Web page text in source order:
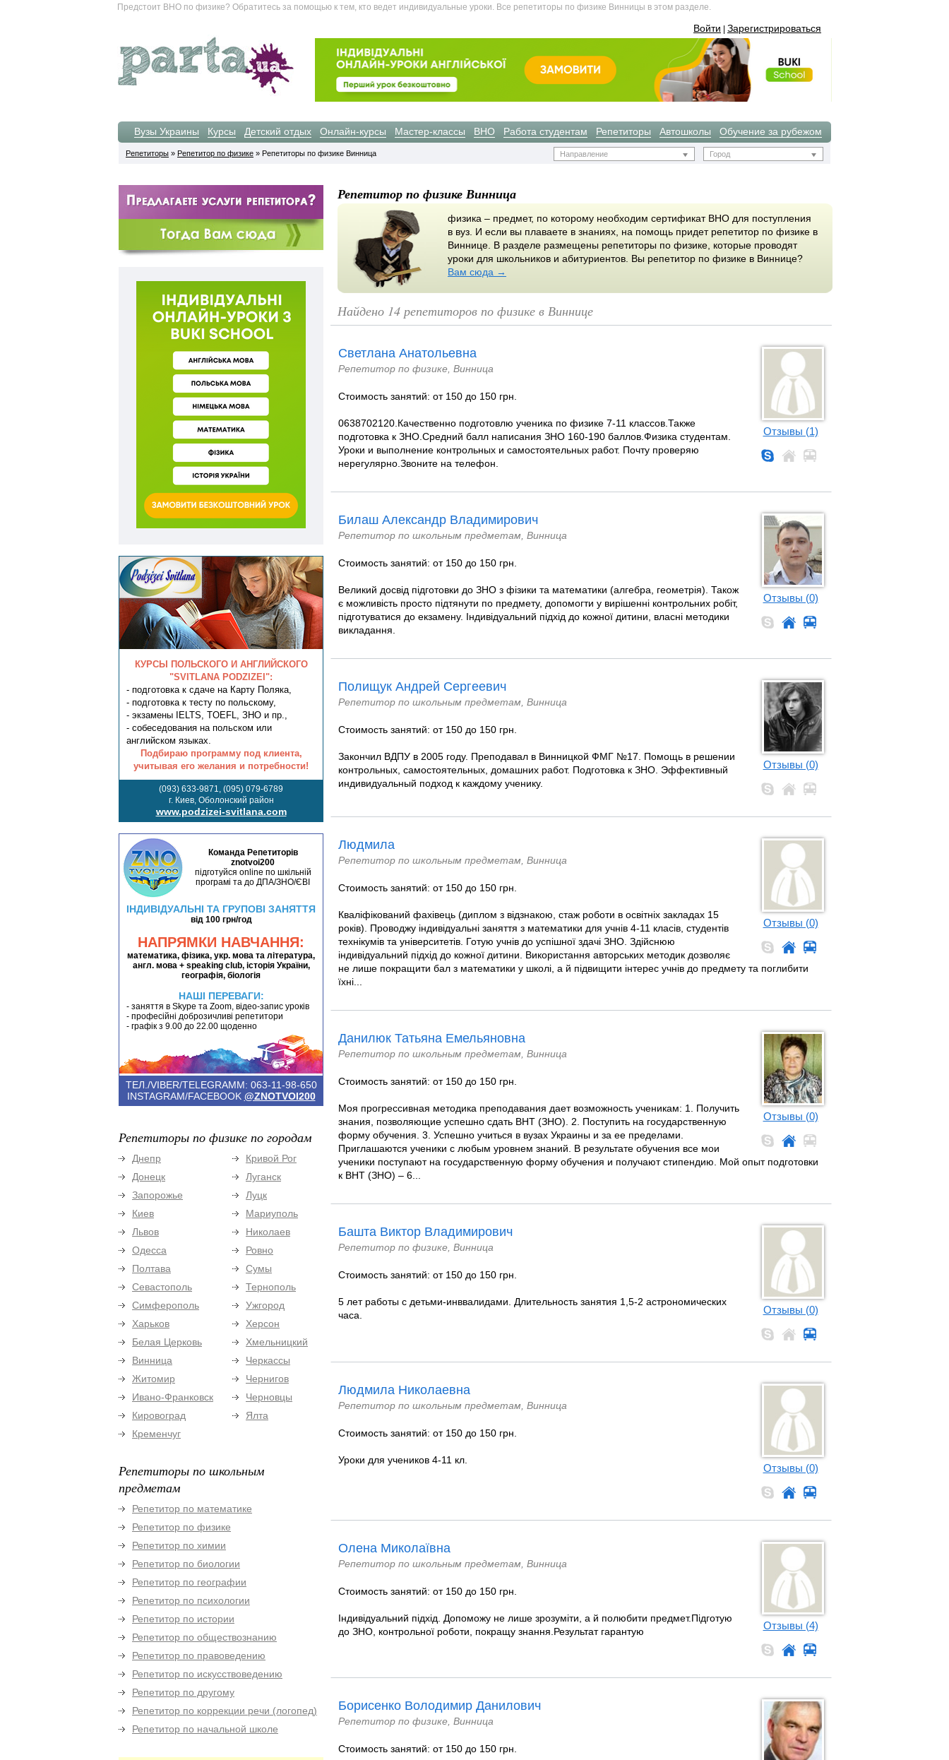
Предстоит ВНО по физике? Обратитесь за помощью к тем, кто ведет индивидуальные уроки. Все репетиторы по физике Винницы в этом разделе.
Войти Зарегистрироваться
Вузы Украины Курсы Детский отдых Онлайн-курсы Мастер-классы ВНО Работа студентам Репетиторы Автошколы Обучение за рубежом
Репетиторы » Репетитор по физике » Репетиторы по физике Винница Направление Город
Репетитор по физике Винница
физика – предмет, по которому необходим сертификат ВНО для поступления
в вуз. И если вы плаваете в знаниях, на помощь придет репетитор по физике в
Виннице. В разделе размещены репетиторы по физике, которые проводят
уроки для школьников и абитуриентов. Вы репетитор по физике в Виннице?
Вам сюда →
Найдено 14 репетиторов по физике в Виннице
Отзывы (1)
Светлана Анатольевна
Репетитор по физике, Винница
Стоимость занятий: от 150 до 150 грн.
0638702120.Качественно подготовлю ученика по физике 7-11 классов.Также
подготовка к ЗНО.Средний балл написания ЗНО 160-190 баллов.Физика студентам.
Уроки и выполнение контрольных и самостоятельных работ. Почту проверяю
нерегулярно.Звоните на телефон.
Отзывы (0)
Билаш Александр Владимирович
Репетитор по школьным предметам, Винница
Стоимость занятий: от 150 до 150 грн.
Великий досвід підготовки до ЗНО з фізики та математики (алгебра, геометрія). Також
є можливість просто підтянути по предмету, допомогти у вирішенні контрольних робіт,
підготуватися до екзамену. Індивідуальний підхід до кожної дитини, власні методики
викладання.
Отзывы (0)
Полищук Андрей Сергеевич
Репетитор по школьным предметам, Винница
Стоимость занятий: от 150 до 150 грн.
Закончил ВДПУ в 2005 году. Преподавал в Винницкой ФМГ №17. Помощь в решении
контрольных, самостоятельных, домашних работ. Подготовка к ЗНО. Эффективный
индивидуальный подход к каждому ученику.
Отзывы (0)
Людмила
Репетитор по школьным предметам, Винница
Стоимость занятий: от 150 до 150 грн.
Кваліфікований фахівець (диплом з відзнакою, стаж роботи в освітніх закладах 15
років). Проводжу індивідуальні заняття з математики для учнів 4-11 класів, студентів
технікумів та університетів. Готую учнів до успішної здачі ЗНО. Здійснюю
індивідуальний підхід до кожної дитини. Використання авторських методик дозволяє
не лише покращити бал з математики у школі, а й підвищити інтерес учнів до предмету та поглибити
їхні...
Отзывы (0)
Данилюк Татьяна Емельяновна
Репетитор по школьным предметам, Винница
Стоимость занятий: от 150 до 150 грн.
Моя прогрессивная методика преподавания дает возможность ученикам: 1. Получить
знания, позволяющие успешно сдать ВНТ (ЗНО). 2. Поступить на государственную
форму обучения. 3. Успешно учиться в вузах Украины и за ее пределами.
Приглашаются ученики с любым уровнем знаний. В результате обучения все мои
ученики поступают на государственную форму обучения и получают стипендию. Мой опыт подготовки
к ВНТ (ЗНО) – 6...
Отзывы (0)
Башта Виктор Владимирович
Репетитор по физике, Винница
Стоимость занятий: от 150 до 150 грн.
5 лет работы с детьми-инввалидами. Длительность занятия 1,5-2 астрономических
часа.
Отзывы (0)
Людмила Николаевна
Репетитор по школьным предметам, Винница
Стоимость занятий: от 150 до 150 грн.
Уроки для учеников 4-11 кл.
Отзывы (4)
Олена Миколаївна
Репетитор по школьным предметам, Винница
Стоимость занятий: от 150 до 150 грн.
Індивідуальний підхід. Допоможу не лише зрозуміти, а й полюбити предмет.Підготую
до ЗНО, контрольної роботи, покращу знання.Результат гарантую
Борисенко Володимир Данилович
Репетитор по физике, Винница
Стоимость занятий: от 150 до 150 грн.
КУРСЫ ПОЛЬСКОГО И АНГЛИЙСКОГО
"SVITLANA PODZIZEI":
- подготовка к сдаче на Карту Поляка,
- подготовка к тесту по польскому,
- экзамены IELTS, TOEFL, ЗНО и пр.,
- собеседования на польском или
английском языках.
Подбираю программу под клиента,
учитывая его желания и потребности!
(093) 633-9871, (095) 079-6789
г. Киев, Оболонский район
www.podzizei-svitlana.com
Команда Репетиторів
znotvoi200
підготуйся online по шкільній
програмі та до ДПА/ЗНО/ЄВІ
ІНДИВІДУАЛЬНІ ТА ГРУПОВІ ЗАНЯТТЯ
від 100 грн/год
НАПРЯМКИ НАВЧАННЯ:
математика, фізика, укр. мова та література,
англ. мова + speaking club, історія України,
географія, біологія
НАШІ ПЕРЕВАГИ:
- заняття в Skype та Zoom, відео-запис уроків
- професійні доброзичливі репетитори
- графік з 9.00 до 22.00 щоденно
ТЕЛ./VIBER/TELEGRAMM: 063-11-98-650
INSTAGRAM/FACEBOOK @ZNOTVOI200
Репетиторы по физике по городам
Днепр
Донецк
Запорожье
Киев
Львов
Одесса
Полтава
Севастополь
Симферополь
Харьков
Белая Церковь
Винница
Житомир
Ивано-Франковск
Кировоград
Кременчуг
Кривой Рог
Луганск
Луцк
Мариуполь
Николаев
Ровно
Сумы
Тернополь
Ужгород
Херсон
Хмельницкий
Черкассы
Чернигов
Черновцы
Ялта
Репетиторы по школьным
предметам
Репетитор по математике
Репетитор по физике
Репетитор по химии
Репетитор по биологии
Репетитор по географии
Репетитор по психологии
Репетитор по истории
Репетитор по обществознанию
Репетитор по правоведению
Репетитор по искусствоведению
Репетитор по другому
Репетитор по коррекции речи (логопед)
Репетитор по начальной школе